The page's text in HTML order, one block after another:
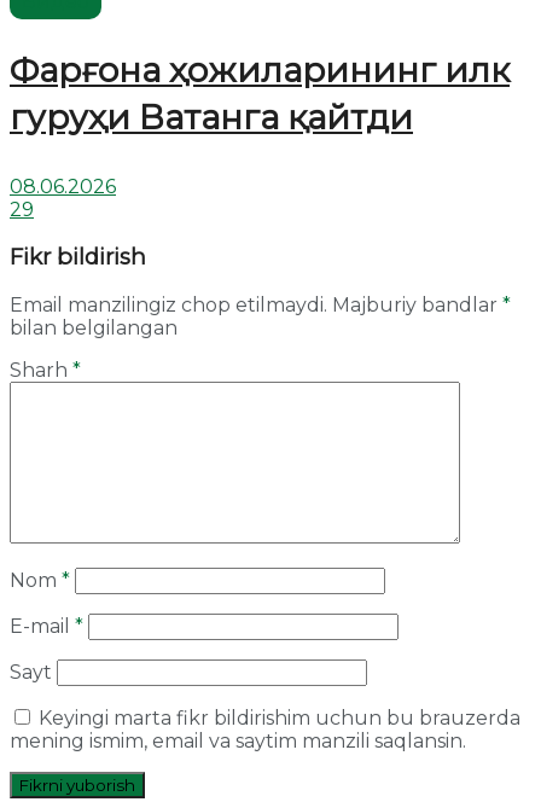
Фарғона ҳожиларининг илк
гуруҳи Ватанга қайтди
08.06.2026
29
Fikr bildirish
Email manzilingiz chop etilmaydi. Majburiy bandlar *
bilan belgilangan
Sharh *
Nom *
E-mail *
Sayt
Keyingi marta fikr bildirishim uchun bu brauzerda
mening ismim, email va saytim manzili saqlansin.